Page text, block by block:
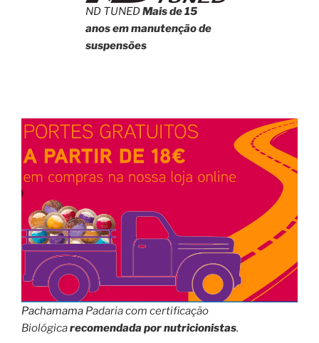
ND TUNEDMais de 15
anos em manutenção de
suspensões
Pachamama Padaria com certificação
Biológicarecomendada por nutricionistas.